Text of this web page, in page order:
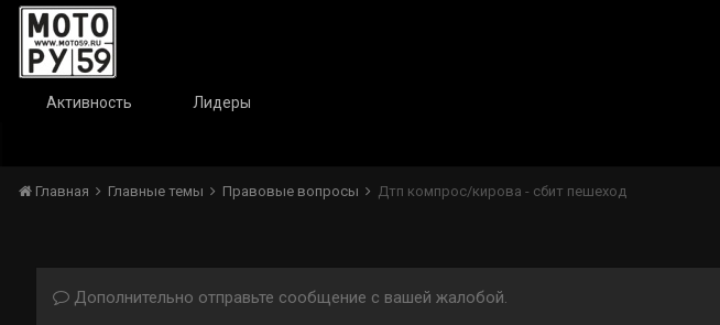
Активность Лидеры
Главная Главные темы Правовые вопросы Дтп компрос/кирова - сбит пешеход
Дополнительно отправьте сообщение с вашей жалобой.